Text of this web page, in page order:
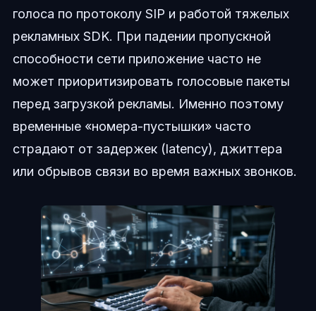
голоса по протоколу SIP и работой тяжелых
рекламных SDK. При падении пропускной
способности сети приложение часто не
может приоритизировать голосовые пакеты
перед загрузкой рекламы. Именно поэтому
временные «номера-пустышки» часто
страдают от задержек (latency), джиттера
или обрывов связи во время важных звонков.